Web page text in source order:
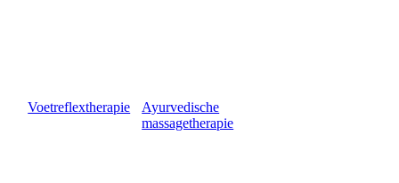
Voetreflextherapie
Ayurvedische
massagetherapie